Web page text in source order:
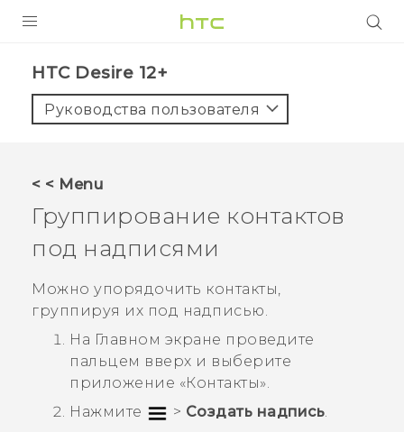
5G
VIVERSE
ПОДДЕРЖКА
HTC Desire 12+‎
Руководства пользователя
< < Menu
Группирование контактов
под надписями
Можно упорядочить контакты,
группируя их под надписью.
На Главном экране проведите
пальцем вверх и выберите
приложение «Контакты».
Нажмите
> Создать надпись.